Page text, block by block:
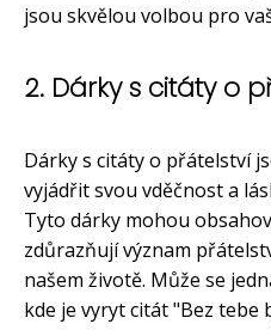
jsou skvělou volbou pro
2. Dárky s citáty o
Dárky s citáty o přátelství
vyjádřit svou vděčnost a
Tyto dárky mohou
zdůrazňují význam
našem životě. Může se
kde je vyryt citát "Bez tebe